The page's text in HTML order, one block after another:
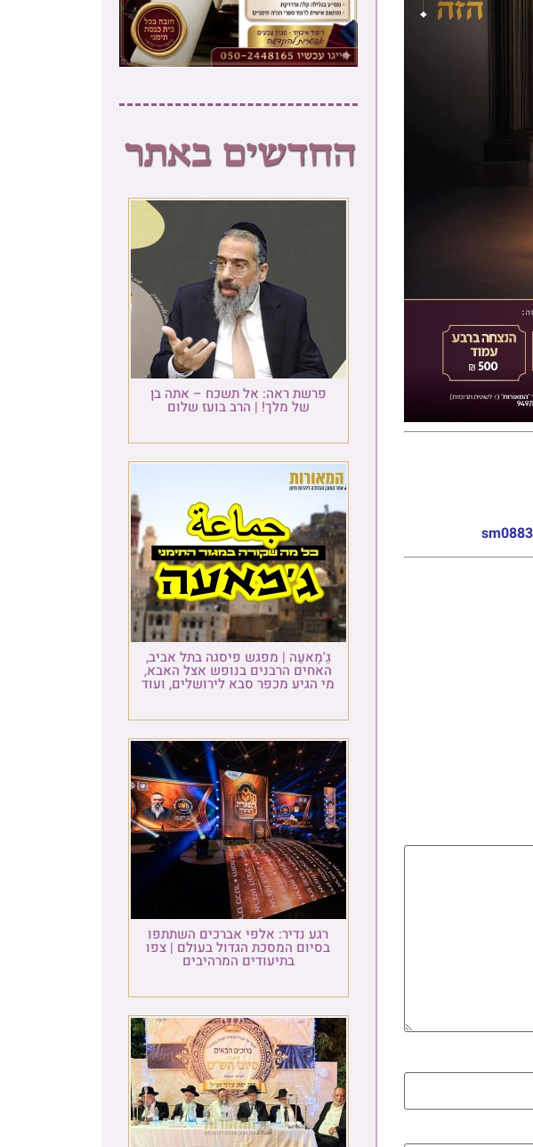
פרשת ראה: אל תשכח – אתה בן
של מלך! | הרב בועז שלום
גַ'מַאעַה | מפגש פיסגה בתל אביב,
האחים הרבנים בנופש אצל האבא,
מי הגיע מכפר סבא לירושלים, ועוד
רגע נדיר: אלפי אברכים השתתפו
בסיום המסכת הגדול בעולם | צפו
בתיעודים המרהיבים